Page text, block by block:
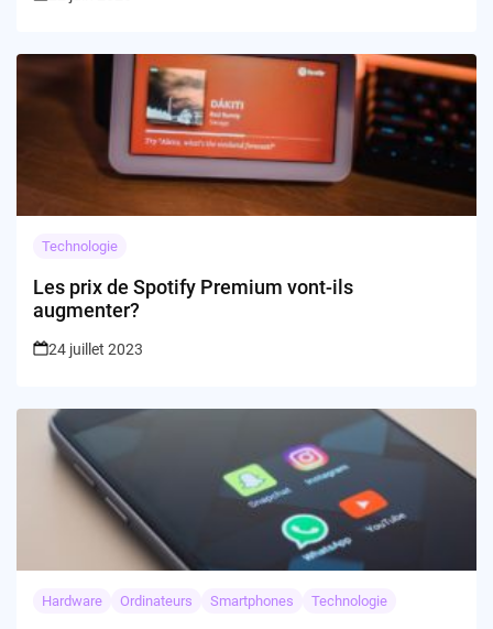
Technologie
Les prix de Spotify Premium vont-ils
augmenter?
24 juillet 2023
Hardware Ordinateurs Smartphones Technologie